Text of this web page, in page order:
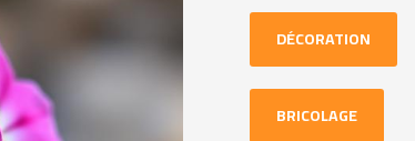
DÉCORATION
BRICOLAGE